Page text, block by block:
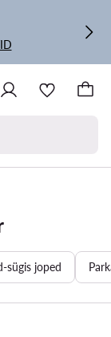
sügis joped